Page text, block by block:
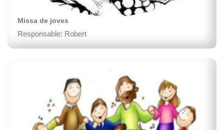
Missa de joves
Responsable: Robert